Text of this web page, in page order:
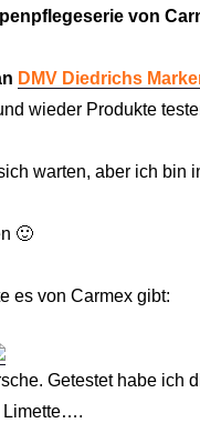
von
DMV Diedrichs
wieder Produkte
warten, aber ich bin
🙂
es von Carmex gibt:
Getestet habe ich
Limette….